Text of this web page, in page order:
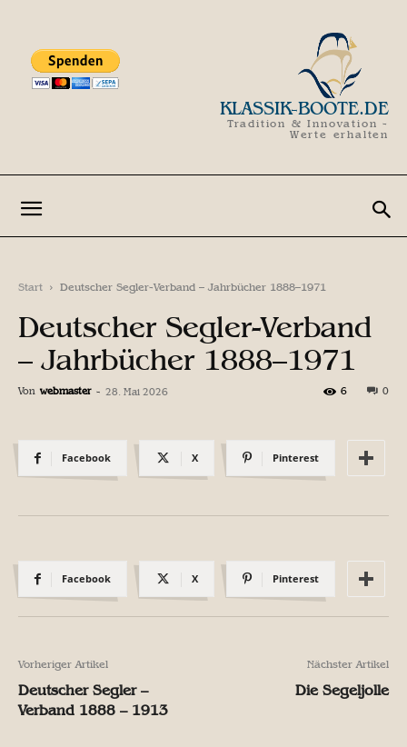
KLASSIK-BOOTE.DE
Tradition & Innovation -
Werte erhalten
Start Deutscher Segler-Verband – Jahrbücher 1888–1971
Deutscher Segler-Verband
– Jahrbücher 1888–1971
Von webmaster - 28. Mai 2026 0
6
Facebook X Pinterest
Facebook X Pinterest
Vorheriger Artikel
Deutscher Segler –
Verband 1888 – 1913
Nächster Artikel
Die Segeljolle